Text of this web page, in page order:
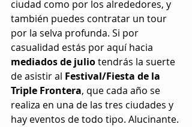
ciudad como por los alrededores, y
también puedes contratar un tour
por la selva profunda. Si por
casualidad estás por aquí hacia
mediados de julio tendrás la suerte
de asistir al Festival/Fiesta de la
Triple Frontera, que cada año se
realiza en una de las tres ciudades y
hay eventos de todo tipo. Alucinante.